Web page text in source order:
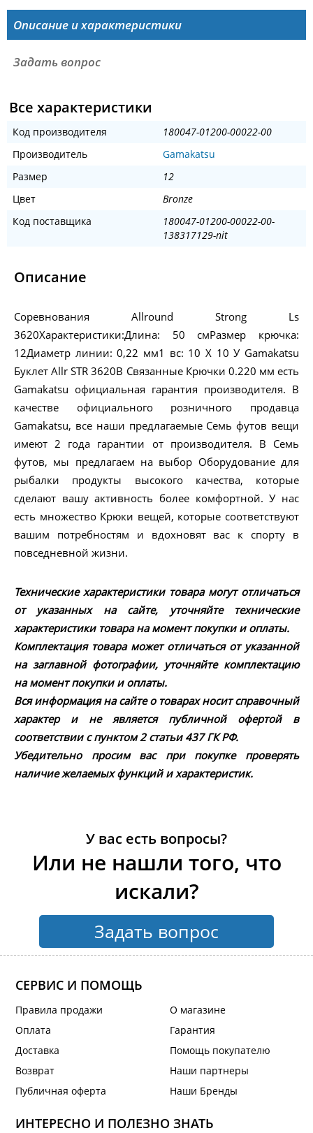
Описание и характеристики
Задать вопрос
Все характеристики
Код производителя
180047-01200-00022-00
Производитель
Gamakatsu
Размер
12
Цвет
Bronze
Код поставщика
180047-01200-00022-00-
138317129-nit
Описание
Соревнования Allround Strong Ls
3620Характеристики:Длина: 50 смРазмер крючка:
12Диаметр линии: 0,22 мм1 вс: 10 X 10 У Gamakatsu
Буклет Allr STR 3620B Связанные Крючки 0.220 мм есть
Gamakatsu официальная гарантия производителя. В
качестве официального розничного продавца
Gamakatsu, все наши предлагаемые Семь футов вещи
имеют 2 года гарантии от производителя. В Семь
футов, мы предлагаем на выбор Оборудование для
рыбалки продукты высокого качества, которые
сделают вашу активность более комфортной. У нас
есть множество Крюки вещей, которые соответствуют
вашим потребностям и вдохновят вас к спорту в
повседневной жизни.
Технические характеристики товара могут отличаться
от указанных на сайте, уточняйте технические
характеристики товара на момент покупки и оплаты.
Комплектация товара может отличаться от указанной
на заглавной фотографии, уточняйте комплектацию
на момент покупки и оплаты.
Вся информация на сайте о товарах носит справочный
характер и не является публичной офертой в
соответствии с пунктом 2 статьи 437 ГК РФ.
Убедительно просим вас при покупке проверять
наличие желаемых функций и характеристик.
У вас есть вопросы?
Или не нашли того, что
искали?
Задать вопрос
СЕРВИС И ПОМОЩЬ
Правила продажи
Оплата
Доставка
Возврат
Публичная оферта
О магазине
Гарантия
Помощь покупателю
Наши партнеры
Наши Бренды
ИНТЕРЕСНО И ПОЛЕЗНО ЗНАТЬ